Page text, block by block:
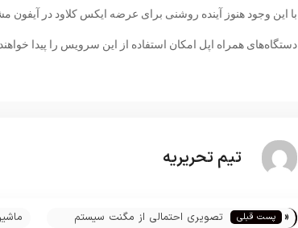
با این وجود هنوز آینده روشنی برای عرضه ایکس کلاود در
دستگاه‌های همراه اپل امکان استفاده از این سرویس را پیدا خواهند
تیم تحریریه
« پست قبلی
تصویری احتمالی از مگنت سیستم